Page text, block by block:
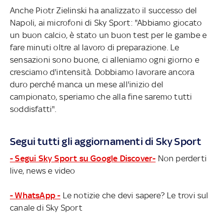
Anche Piotr Zielinski ha analizzato il successo del
Napoli, ai microfoni di Sky Sport: "Abbiamo giocato
un buon calcio, è stato un buon test per le gambe e
fare minuti oltre al lavoro di preparazione. Le
sensazioni sono buone, ci alleniamo ogni giorno e
cresciamo d'intensità. Dobbiamo lavorare ancora
duro perché manca un mese all'inizio del
campionato, speriamo che alla fine saremo tutti
soddisfatti".
Segui tutti gli aggiornamenti di Sky Sport
- Segui Sky Sport su Google Discover- Non perderti
live, news e video
- WhatsApp - Le notizie che devi sapere? Le trovi sul
canale di Sky Sport